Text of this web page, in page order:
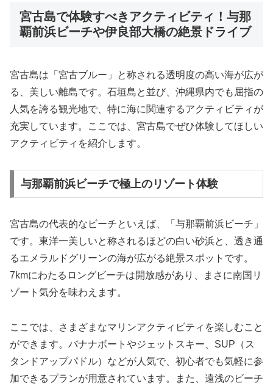
宮古島で体験すべきアクティビティ！与那
覇前浜ビーチや伊良部大橋の絶景ドライブ
宮古島は「宮古ブルー」と称される透明度の高い海が広が
る、美しい離島です。石垣島と並び、沖縄県内でも屈指の
人気を誇る観光地で、特に海に関連するアクティビティが
充実しています。ここでは、宮古島でぜひ体験してほしい
アクティビティを紹介します。
与那覇前浜ビーチで極上のリゾート体験
宮古島の代表的なビーチといえば、「与那覇前浜ビーチ」
です。東洋一美しいと称されるほどの白い砂浜と、透き通
るエメラルドグリーンの海が広がる絶景スポットです。
7kmにわたるロングビーチは開放感があり、まさに南国リ
ゾート気分を味わえます。
ここでは、さまざまなマリンアクティビティを楽しむこと
ができます。バナナボートやジェットスキー、SUP（ス
タンドアップパドル）などが人気で、初心者でも気軽に参
加できるプランが用意されています。また、遠浅のビーチ